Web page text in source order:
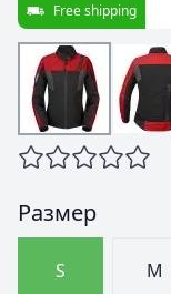
Free shipping
Размер
S M